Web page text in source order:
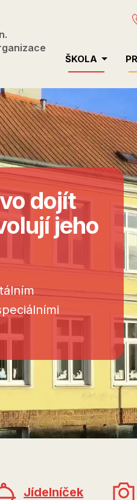
Menu
ŠKOLA
dojít
jeho
Jídelníček